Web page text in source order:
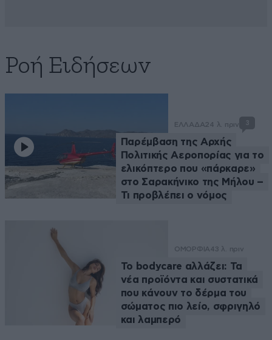
Ροή Ειδήσεων
ΕΛΛΑΔΑ24 λ. πριν 3
Παρέμβαση της Αρχής
Πολιτικής Αεροπορίας για το
ελικόπτερο που «πάρκαρε»
στο Σαρακήνικο της Μήλου –
Τι προβλέπει ο νόμος
ΟΜΟΡΦΙΑ43 λ. πριν
Το bodycare αλλάζει: Τα
νέα προϊόντα και συστατικά
που κάνουν το δέρμα του
σώματος πιο λείο, σφριγηλό
και λαμπερό